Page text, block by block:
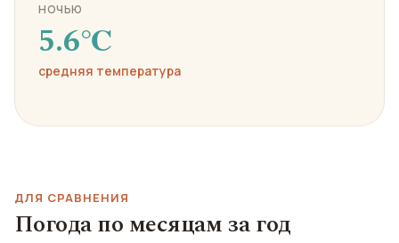
НОЧЬЮ
5.6℃
средняя температура
ДЛЯ СРАВНЕНИЯ
Погода по месяцам за год